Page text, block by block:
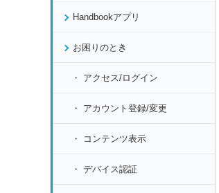
Handbookアプリ
お困りのとき
アクセス/ログイン
アカウント登録/変更
コンテンツ表示
デバイス認証